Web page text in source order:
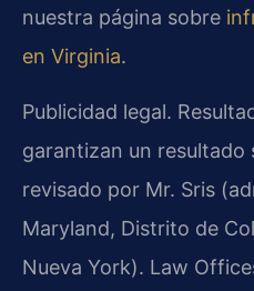
nuestra página sobre
en Virginia.
Publicidad legal.
garantizan un resultado
revisado por Mr. Sris
Maryland, Distrito de
Nueva York). Law